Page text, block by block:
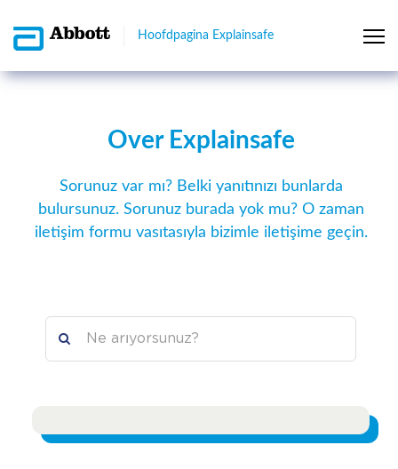
Hoofdpagina Explainsafe
Over Explainsafe
Sorunuz var mı? Belki yanıtınızı bunlarda
bulursunuz. Sorunuz burada yok mu? O zaman
iletişim formu vasıtasıyla bizimle iletişime geçin.